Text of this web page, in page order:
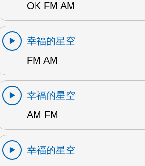
OK FM AM
幸福的星空
FM AM
幸福的星空
AM FM
幸福的星空